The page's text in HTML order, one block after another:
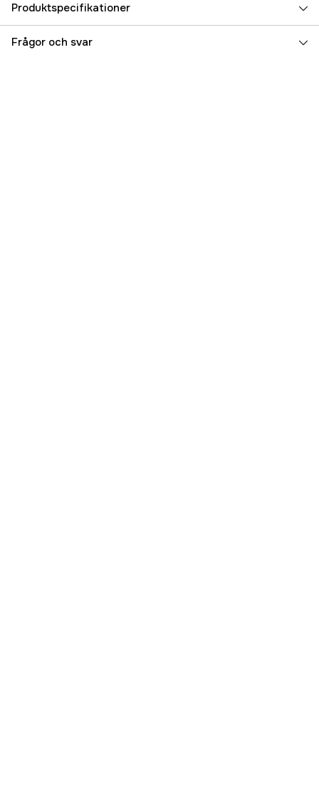
Produktspecifikationer
Referensnummer 5000023165
Frågor och svar